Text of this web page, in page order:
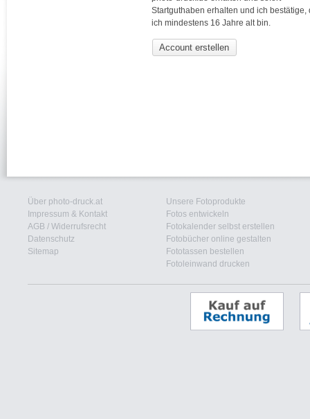
Startguthaben erhalten und ich bestätige,
ich mindestens 16 Jahre alt bin.
Account erstellen
Über photo-druck.at
Impressum & Kontakt
AGB / Widerrufsrecht
Datenschutz
Sitemap
Unsere Fotoprodukte
Fotos entwickeln
Fotokalender selbst erstellen
Fotobücher online gestalten
Fototassen bestellen
Fotoleinwand drucken